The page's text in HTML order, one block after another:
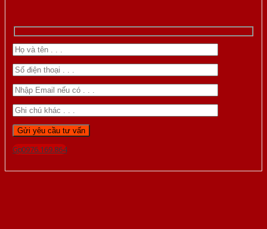
Gọi 0976.169.864